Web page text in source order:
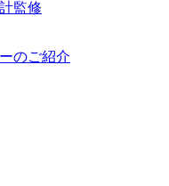
監修
のご紹介